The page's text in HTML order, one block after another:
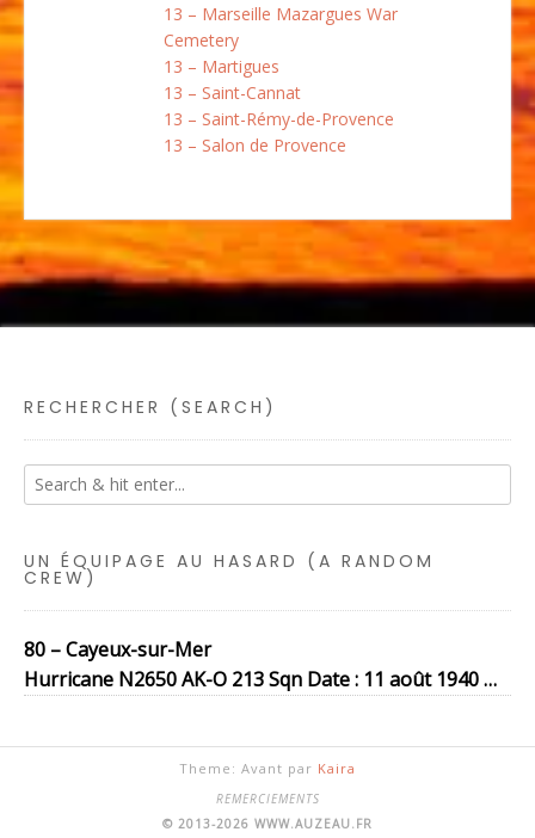
13 – Marseille Mazargues War
Cemetery
13 – Martigues
13 – Saint-Cannat
13 – Saint-Rémy-de-Provence
13 – Salon de Provence
RECHERCHER (SEARCH)
UN ÉQUIPAGE AU HASARD (A RANDOM
CREW)
80 – Cayeux-sur-Mer
Hurricane N2650 AK-O 213 Sqn Date : 11 août 1940 …
Theme: Avant par Kaira
REMERCIEMENTS
© 2013-2026 WWW.AUZEAU.FR